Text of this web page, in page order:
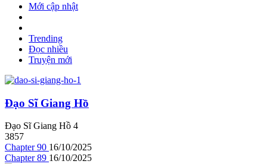
Mới cập nhật
Trending
Đọc nhiều
Truyện mới
Đạo Sĩ Giang Hồ
Đạo Sĩ Giang Hồ 4
3857
Chapter 90 16/10/2025
Chapter 89 16/10/2025